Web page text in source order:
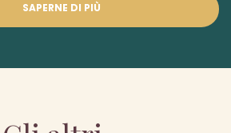
SAPERNE DI PIÙ